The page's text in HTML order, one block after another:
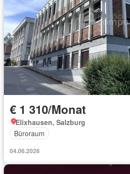
€ 1 310/Monat
Elixhausen, Salzburg
Büroraum
04.06.2026